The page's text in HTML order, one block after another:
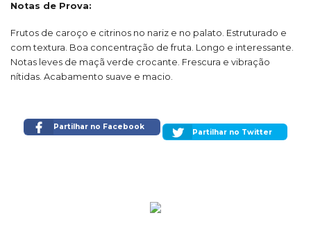
Notas de Prova:
Frutos de caroço e citrinos no nariz e no palato. Estruturado e
com textura. Boa concentração de fruta. Longo e interessante.
Notas leves de maçã verde crocante. Frescura e vibração
nítidas. Acabamento suave e macio.
Partilhar no Facebook
Partilhar no Twitter